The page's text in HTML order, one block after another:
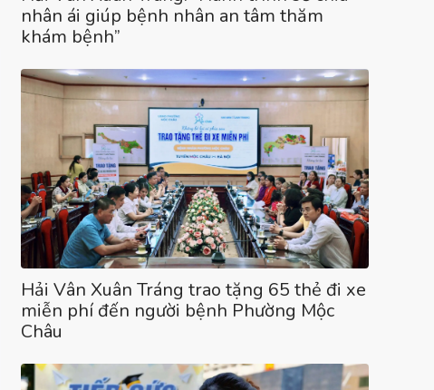
nhân ái giúp bệnh nhân an tâm thăm
khám bệnh”
Hải Vân Xuân Tráng trao tặng 65 thẻ đi xe
miễn phí đến người bệnh Phường Mộc
Châu